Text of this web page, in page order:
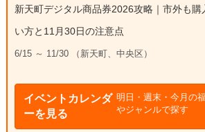
新天町デジタル商品券2026攻略｜市外も
い方と11月30日の注意点
6/15 ～ 11/30 （新天町、中央区）
イベントカレンダ
ーを見る
明日・週末・今月の
やジャンルで探す